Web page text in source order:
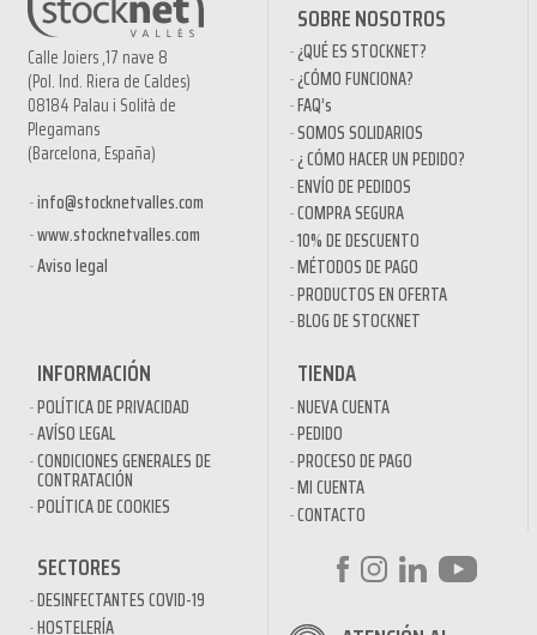
Calle Joiers ,17 nave 8
(Pol. Ind. Riera de Caldes)
08184 Palau i Solità de
Plegamans
(Barcelona, España)
info@stocknetvalles.com
www.stocknetvalles.com
Aviso legal
SOBRE NOSOTROS
¿QUÉ ES STOCKNET?
¿CÓMO FUNCIONA?
FAQ’s
SOMOS SOLIDARIOS
¿ CÓMO HACER UN PEDIDO?
ENVÍO DE PEDIDOS
COMPRA SEGURA
10% DE DESCUENTO
MÉTODOS DE PAGO
PRODUCTOS EN OFERTA
BLOG DE STOCKNET
INFORMACIÓN
POLÍTICA DE PRIVACIDAD
AVÍSO LEGAL
CONDICIONES GENERALES DE
CONTRATACIÓN
POLÍTICA DE COOKIES
TIENDA
NUEVA CUENTA
PEDIDO
PROCESO DE PAGO
MI CUENTA
CONTACTO
SECTORES
DESINFECTANTES COVID-19
HOSTELERÍA